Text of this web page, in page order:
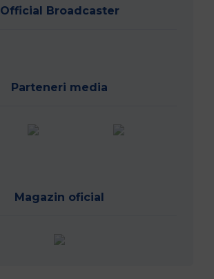
Official Broadcaster
Parteneri media
Magazin oficial